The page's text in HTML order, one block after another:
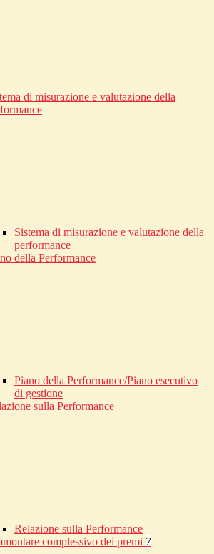
di misurazione e valutazione della
Sistema di misurazione e valutazione della
performance
della Performance
Piano della Performance/Piano esecutivo
di gestione
sulla Performance
Relazione sulla Performance
complessivo dei premi 7